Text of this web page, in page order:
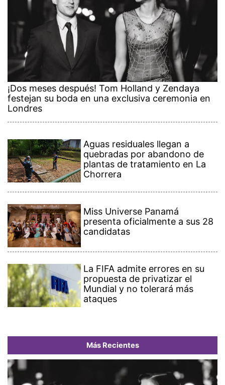
¡Dos meses después! Tom Holland y Zendaya
festejan su boda en una exclusiva ceremonia en
Londres
Aguas residuales llegan a
quebradas por abandono de
plantas de tratamiento en La
Chorrera
Miss Universe Panamá
presenta oficialmente a sus 28
candidatas
La FIFA admite errores en su
propuesta de privatizar el
Mundial y no tolerará más
ataques
Más Recientes